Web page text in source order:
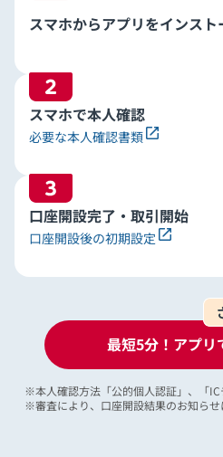
スマホからアプリをインスト
スマホで本人確認
必要な本人確認書類
口座開設完了・取引開始
口座開設後の初期設定
最短5分！アプリ
※本人確認方法「公的個人認証」、「IC
※審査により、口座開設結果のお知らせ